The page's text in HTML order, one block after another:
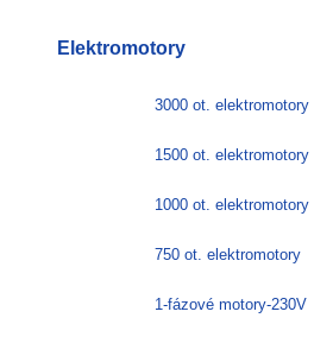
Elektromotory
3000 ot. elektromotory
1500 ot. elektromotory
1000 ot. elektromotory
750 ot. elektromotory
1-fázové motory-230V